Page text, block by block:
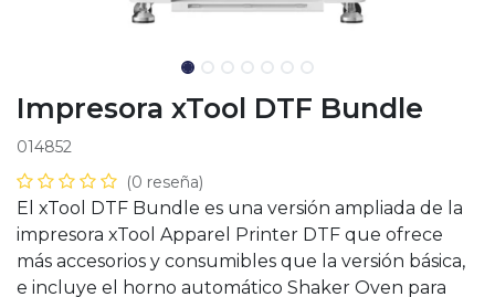
Impresora xTool DTF Bundle
014852
(0 reseña)
El xTool DTF Bundle es una versión ampliada de la
impresora xTool Apparel Printer DTF que ofrece
más accesorios y consumibles que la versión básica,
e incluye el horno automático Shaker Oven para